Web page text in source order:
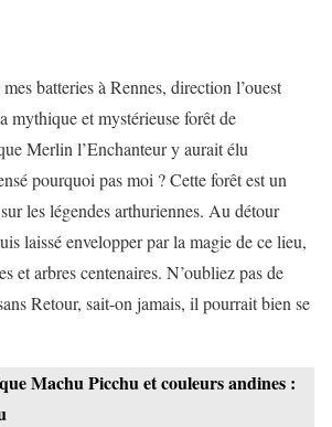
batteries à Rennes, direction l’ouest
mythique et mystérieuse forêt de
Merlin l’Enchanteur y aurait élu
pourquoi pas moi ? Cette forêt est un
les légendes arthuriennes. Au détour
laissé envelopper par la magie de ce lieu,
et arbres centenaires. N’oubliez pas de
Retour, sait-on jamais, il pourrait bien se
Machu Picchu et couleurs andines :